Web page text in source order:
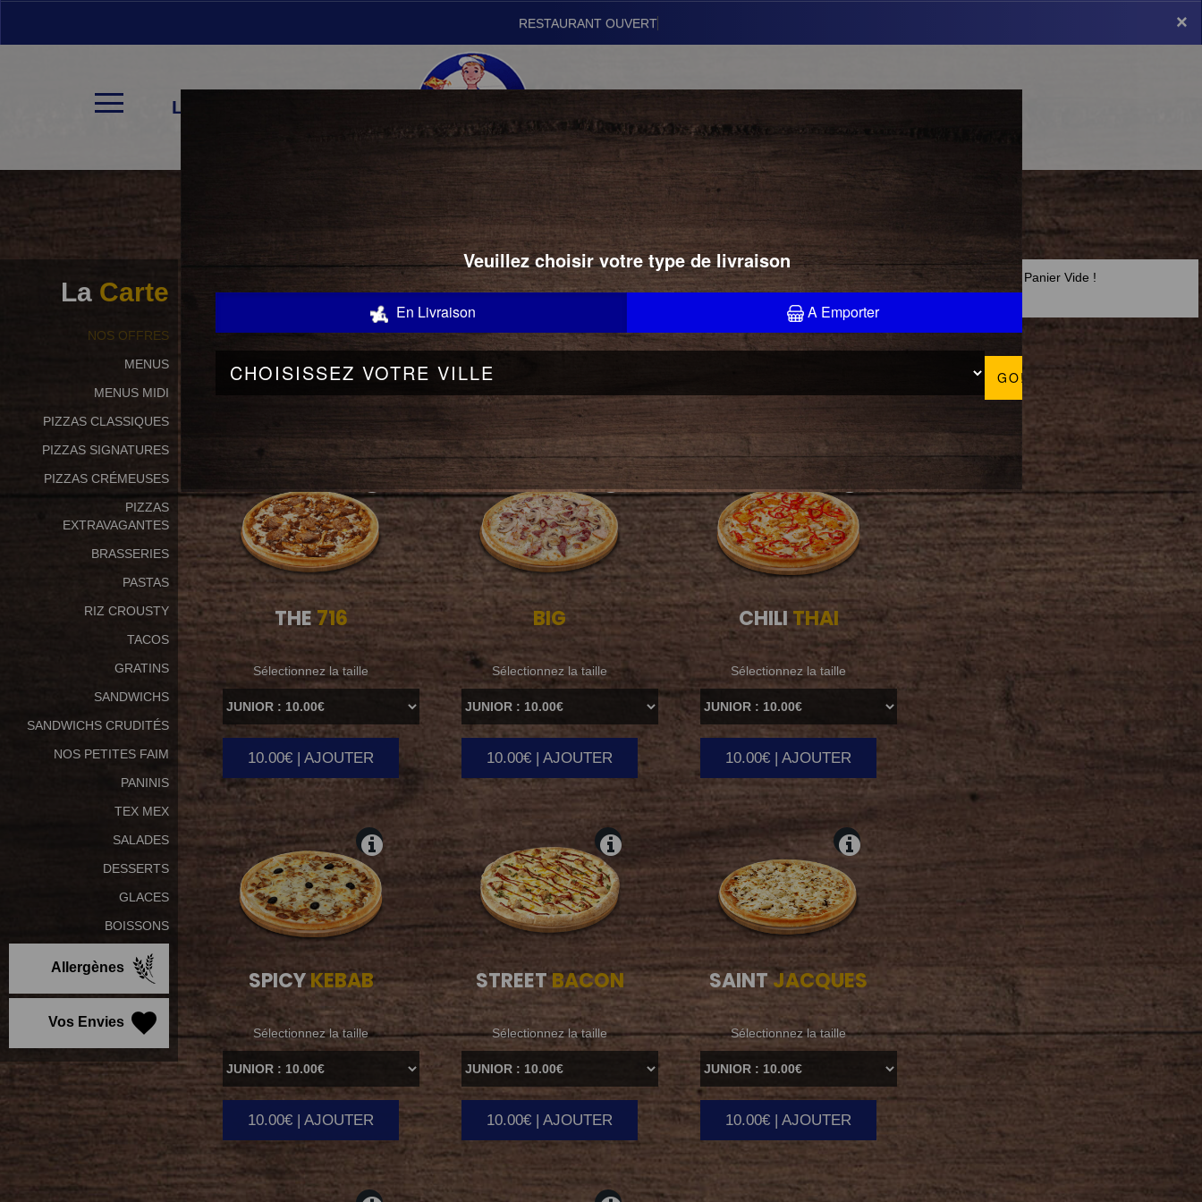
×
Vou
LA CARTE
×
La Carte
NOS OFFRES
MENUS
MENUS MIDI
PIZZAS CLASSIQUES
PIZZAS SIGNATURES
PIZZAS CRÉMEUSES
PIZZAS
EXTRAVAGANTES
BRASSERIES
PASTAS
RIZ CROUSTY
TACOS
GRATINS
SANDWICHS
SANDWICHS CRUDITÉS
NOS PETITES FAIM
PANINIS
TEX MEX
SALADES
DESSERTS
GLACES
BOISSONS
Allergènes
Vos Envies
PIZZAS SIGNATURES
THE716
Sélectionnez la taille
10.00€ | AJOUTER
BIG
Sélectionnez la taille
10.00€ | AJOUTER
CHILITHAI
Sélectionnez la taille
10.00€ | AJOUTER
SPICYKEBAB
Sélectionnez la taille
10.00€ | AJOUTER
STREETBACON
Sélectionnez la taille
10.00€ | AJOUTER
SAINTJACQUES
Sélectionnez la taille
10.00€ | AJOUTER
Panier Vide !